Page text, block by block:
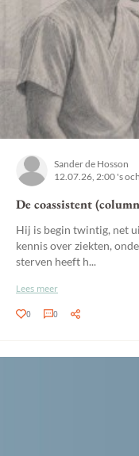
Sander de Hosson
12.07.26, 2:00 's
De coassistent
Hij is begin twintig, net
kennis over ziekten,
sterven heeft h...
Lees meer
0 0